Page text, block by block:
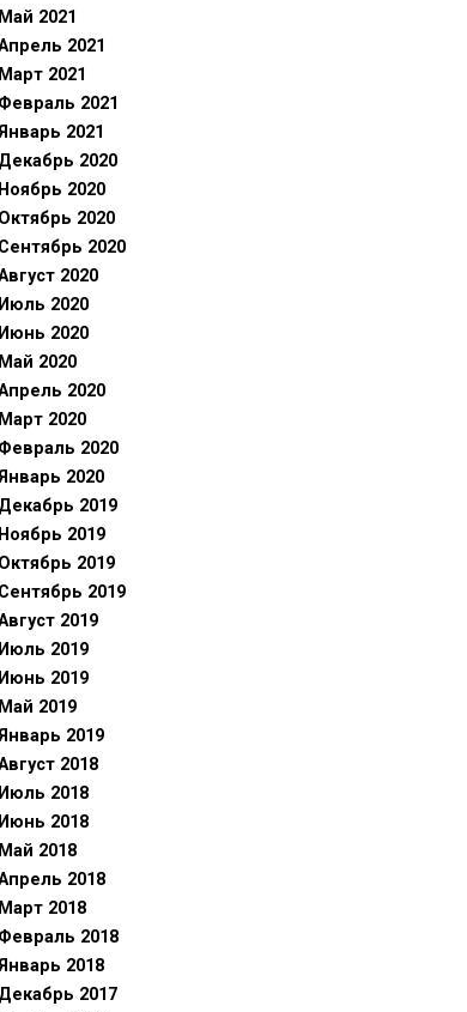
Май 2021
2021
Март 2021
Февраль 2021
2021
Декабрь 2020
Ноябрь 2020
Октябрь 2020
Сентябрь 2020
2020
Июль 2020
Июнь 2020
Май 2020
2020
Март 2020
Февраль 2020
2020
Декабрь 2019
Ноябрь 2019
Октябрь 2019
Сентябрь 2019
2019
Июль 2019
Июнь 2019
Май 2019
2019
2018
Июль 2018
Июнь 2018
Май 2018
2018
Март 2018
Февраль 2018
2018
Декабрь 2017